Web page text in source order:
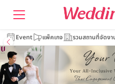
Event แพ็คเกจ รวมสถานที่จัดงา